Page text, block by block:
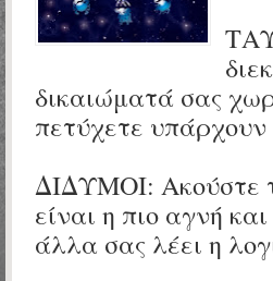
δικαιώματά σας
πετύχετε υπάρχουν
ΔΙΔΥΜΟΙ: Ακούστε
είναι η πιο αγνή
άλλα σας λέει η